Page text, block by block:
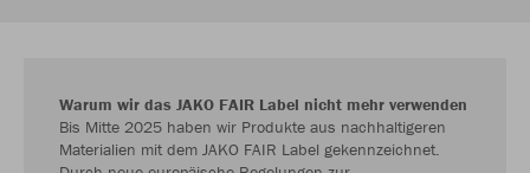
Warum wir das JAKO FAIR Label nicht mehr verwenden
Bis Mitte 2025 haben wir Produkte aus nachhaltigeren
Materialien mit dem JAKO FAIR Label gekennzeichnet.